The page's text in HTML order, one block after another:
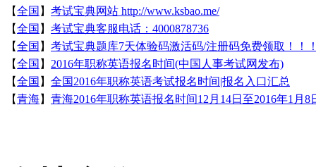
【全国 】 考试宝典网站 http://www.ksbao.me/
【全国 】 考试宝典客服电话：4000878736
【全国 】 考试宝典题库7天体验码激活码/注册码免费领取！！
【全国 】 2016年职称英语报名时间(中国人事考试网发布)
【全国 】 全国2016年职称英语考试报名时间|报名入口汇总
【青海】 青海2016年职称英语报名时间12月14日至2016年1月8